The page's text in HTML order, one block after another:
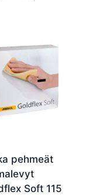
pehmeät
Soft 115